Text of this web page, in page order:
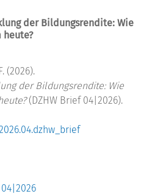
der Bildungsrendite: Wie
(2026).
der Bildungsrendite: Wie
(DZHW Brief 04|2026).